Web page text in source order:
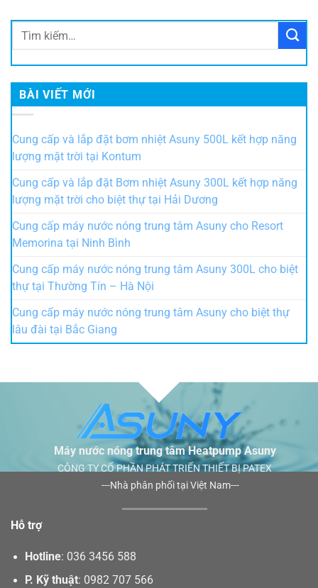
BÀI VIẾT MỚI
Cung cấp và lắp đặt bơm nhiệt Asuny 500L kết hợp năng
lượng mặt trời tại Kontum
Cung cấp và lắp đặt Bơm nhiệt Asuny 300L kết hợp năng
lượng mặt trời cho biệt thự tại Hải Dương
Cung cấp máy nước nóng trung tâm Asuny cho Resort
Memorina tại Ninh Bình
Cung cấp máy nước nóng trung tâm Asuny 300L cho biệt
thự tại Thường Tín – Hà Nội
Cung cấp máy nước nóng trung tâm Asuny cho biệt thự
lâu đài tại Bắc Giang
Máy nước nóng trung tâm Heatpump Asuny
CÔNG TY CỔ PHẦN PHÁT TRIỂN THIẾT BỊ PATEX
---Nhà phân phối tại Việt Nam---
Hỗ trợ
Hotline: 036 3456 588
P. Kỹ thuật: 0982 707 566